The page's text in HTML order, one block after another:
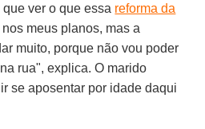
ver o que essa reforma da
meus planos, mas a
muito, porque não vou poder
rua", explica. O marido
se aposentar por idade daqui